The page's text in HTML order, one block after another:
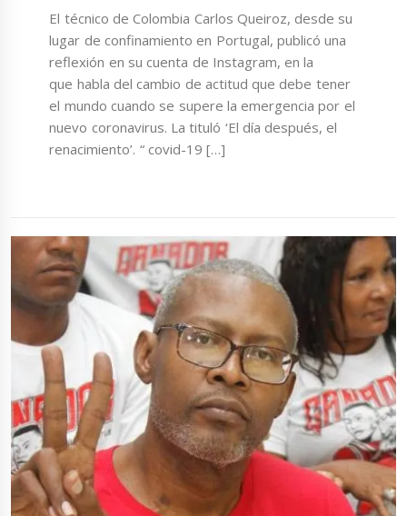
El técnico de Colombia Carlos Queiroz, desde su
lugar de confinamiento en Portugal, publicó una
reflexión en su cuenta de Instagram, en la
que habla del cambio de actitud que debe tener
el mundo cuando se supere la emergencia por el
nuevo coronavirus. La tituló ‘El día después, el
renacimiento’. “ covid-19 […]